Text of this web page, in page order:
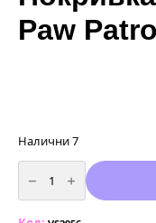
Paw
Налични 7
количество
за
Покривка
Пес